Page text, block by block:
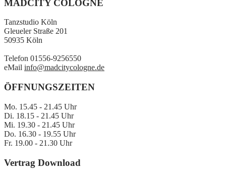
MADCITY COLOGNE
Tanzstudio Köln
Gleueler Straße 201
50935 Köln
Telefon 01556-9256550
eMail info@madcitycologne.de
ÖFFNUNGSZEITEN
Mo. 15.45 - 21.45 Uhr
Di. 18.15 - 21.45 Uhr
Mi. 19.30 - 21.45 Uhr
Do. 16.30 - 19.55 Uhr
Fr. 19.00 - 21.30 Uhr
Vertrag Download